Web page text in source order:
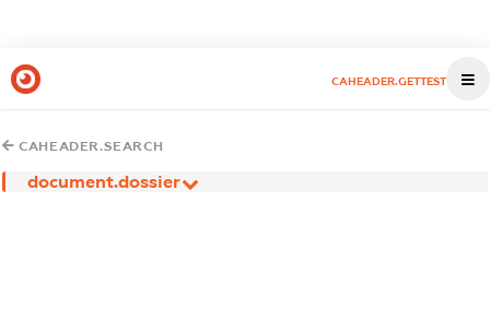
CAHEADER.GETTEST
CAHEADER.SEARCH
document.dossier